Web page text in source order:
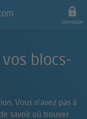
Connexion
blocs-
Vous n'avez pas à
savoir où trouver